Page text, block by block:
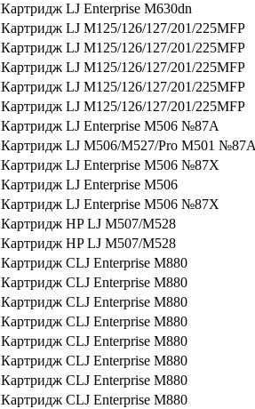
Картридж LJ Enterprise M630dn
Картридж LJ M125/126/127/201/225MFP
Картридж LJ M125/126/127/201/225MFP
Картридж LJ M125/126/127/201/225MFP
Картридж LJ M125/126/127/201/225MFP
Картридж LJ M125/126/127/201/225MFP
Картридж LJ Enterprise M506 №87A
Картридж LJ M506/M527/Pro M501
Картридж LJ Enterprise M506 №87X
Картридж LJ Enterprise M506
Картридж LJ Enterprise M506 №87X
Картридж HP LJ M507/M528
Картридж HP LJ M507/M528
Картридж CLJ Enterprise M880
Картридж CLJ Enterprise M880
Картридж CLJ Enterprise M880
Картридж CLJ Enterprise M880
Картридж CLJ Enterprise M880
Картридж CLJ Enterprise M880
Картридж CLJ Enterprise M880
Картридж CLJ Enterprise M880